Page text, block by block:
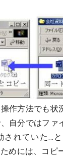
作方法でも状
自分ではファ
されていた…
めには、コピ